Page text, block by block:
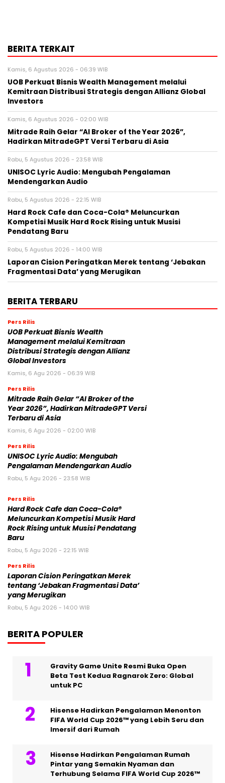
BERITA TERKAIT
Kamis, 6 Agustus 2026 - 06:39 WIB
UOB Perkuat Bisnis Wealth Management melalui
Kemitraan Distribusi Strategis dengan Allianz Global
Investors
Kamis, 6 Agustus 2026 - 02:00 WIB
Mitrade Raih Gelar “AI Broker of the Year 2026”,
Hadirkan MitradeGPT Versi Terbaru di Asia
Rabu, 5 Agustus 2026 - 23:58 WIB
UNISOC Lyric Audio: Mengubah Pengalaman
Mendengarkan Audio
Rabu, 5 Agustus 2026 - 22:15 WIB
Hard Rock Cafe dan Coca-Cola® Meluncurkan
Kompetisi Musik Hard Rock Rising untuk Musisi
Pendatang Baru
Rabu, 5 Agustus 2026 - 14:00 WIB
Laporan Cision Peringatkan Merek tentang ‘Jebakan
Fragmentasi Data’ yang Merugikan
BERITA TERBARU
Pers Rilis
UOB Perkuat Bisnis Wealth
Management melalui Kemitraan
Distribusi Strategis dengan Allianz
Global Investors
Kamis, 6 Agu 2026 - 06:39 WIB
Pers Rilis
Mitrade Raih Gelar “AI Broker of the
Year 2026”, Hadirkan MitradeGPT Versi
Terbaru di Asia
Kamis, 6 Agu 2026 - 02:00 WIB
Pers Rilis
UNISOC Lyric Audio: Mengubah
Pengalaman Mendengarkan Audio
Rabu, 5 Agu 2026 - 23:58 WIB
Pers Rilis
Hard Rock Cafe dan Coca-Cola®
Meluncurkan Kompetisi Musik Hard
Rock Rising untuk Musisi Pendatang
Baru
Rabu, 5 Agu 2026 - 22:15 WIB
Pers Rilis
Laporan Cision Peringatkan Merek
tentang ‘Jebakan Fragmentasi Data’
yang Merugikan
Rabu, 5 Agu 2026 - 14:00 WIB
BERITA POPULER
Gravity Game Unite Resmi Buka Open
Beta Test Kedua Ragnarok Zero: Global
untuk PC
Hisense Hadirkan Pengalaman Menonton
FIFA World Cup 2026™ yang Lebih Seru dan
Imersif dari Rumah
Hisense Hadirkan Pengalaman Rumah
Pintar yang Semakin Nyaman dan
Terhubung Selama FIFA World Cup 2026™